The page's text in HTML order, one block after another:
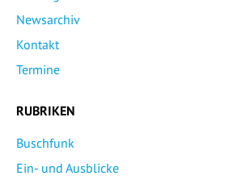
Newsarchiv
Kontakt
Termine
RUBRIKEN
Buschfunk
Ein- und Ausblicke